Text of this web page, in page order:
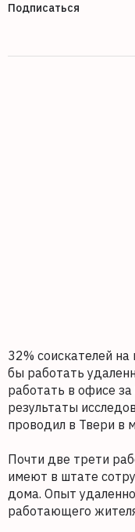
Подписаться
32% соискателей на
бы работать
работать в офисе
результаты
проводил в Твери в
Почти две трети
имеют в штате
дома. Опыт
работающего